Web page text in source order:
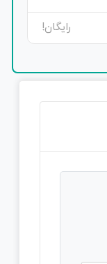
رایگان!